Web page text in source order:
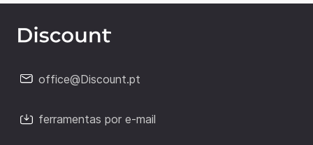
office@Discount.pt
ferramentas por e-mail